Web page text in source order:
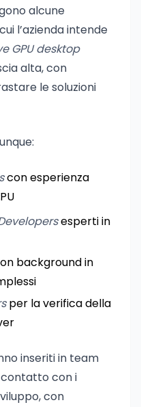
alcune
l’azienda intende
GPU desktop
alta, con
le soluzioni
con esperienza
esperti in
background in
per la verifica della
inseriti in team
con i
con